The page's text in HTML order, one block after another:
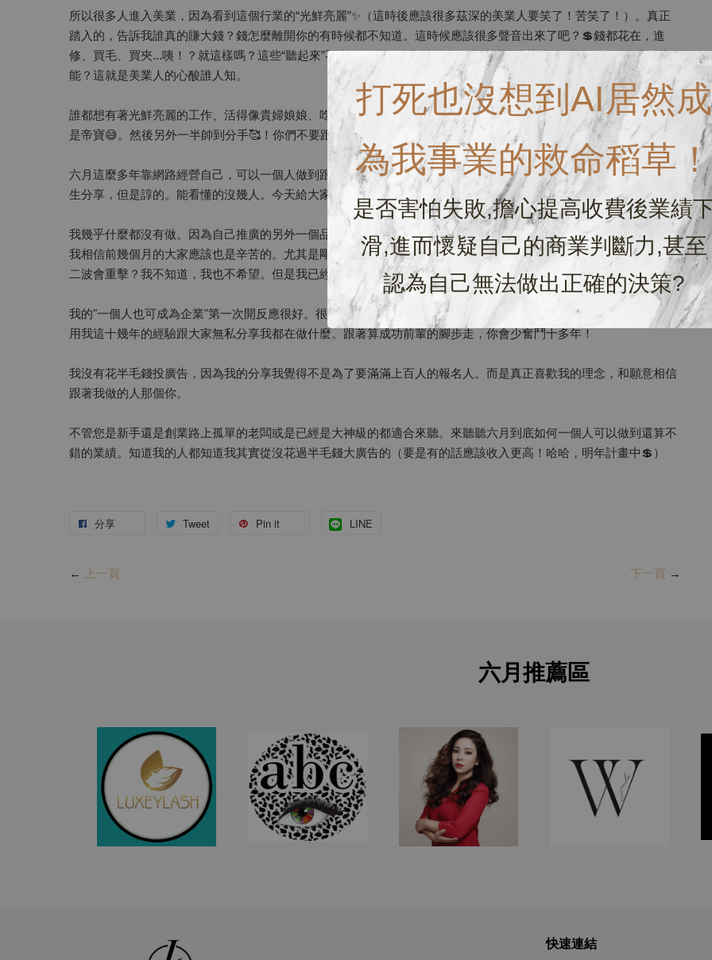
打死也沒想到AI居然成
為我事業的救命稻草！
是否害怕失敗,擔心提高收費後業績
滑,進而懷疑自己的商業判斷力,甚至
認為自己無法做出正確的決策?
所以很多人進入美業，因為看到這個行業的“光鮮亮麗”✨（這時後應該很多茲深的美業人要笑了！苦笑了！）。真正
踏入的，告訴我誰真的賺大錢？錢怎麼離開你的有時候都不知道。這時候應該很多聲音出來了吧？💲錢都花在，進
修、買毛、買夾...咦！？就這樣嗎？這些“聽起來”不貴啊！光鮮亮麗的工作怎麼買這麼幾樣東西就沒錢了？怎麼可
能？這就是美業人的心酸誰人知。
誰都想有著光鮮亮麗的工作、活得像貴婦娘娘、吃的山珍海味、開的豪華名車、住的帝寶樂園😱！啊～～錯了，住的
是帝寶😅。然後另外一半帥到分手🥰！你們不要跟我說你們不想啊！
六月這麼多年靠網路經營自己，可以一個人做到跟小企業一樣。不是沒有我的步調，也不是沒有我的撇步。常常跟學
生分享，但是諄的。能看懂的沒幾人。今天給大家看看我今年到今天最慘的一年的目前總收入💲💲。
我幾乎什麼都沒有做。因為自己推廣的另外一個品牌MMQ佔了前半年的完全時間推廣。很無奈地看著疫情的摧殘，
我相信前幾個月的大家應該也是辛苦的。尤其是剛起步的美業同行。現在我們又不斷的被新聞嚇著。到底是否真的第
二波會重擊？我不知道，我也不希望。但是我已經準備好如何面對了。你準備好了嗎？
我的"一個人也可成為企業"第一次開反應很好。很多創業同行覺得我分享的東西就是他們的痛點。完全正中紅心！我
用我這十幾年的經驗跟大家無私分享我都在做什麼。跟著算成功前輩的腳步走，你會少奮鬥十多年！
我沒有花半毛錢投廣告，因為我的分享我覺得不是為了要滿滿上百人的報名人。而是真正喜歡我的理念，和願意相信
跟著我做的人那個你。
不管您是新手還是創業路上孤單的老闆或是已經是大神級的都適合來聽。來聽聽六月到底如何一個人可以做到還算不
錯的業績。知道我的人都知道我其實從沒花過半毛錢大廣告的（要是有的話應該收入更高！哈哈，明年計畫中💲）
分享 Tweet Pin it LINE
← 上一頁 下一頁 →
六月推薦區
快速連結